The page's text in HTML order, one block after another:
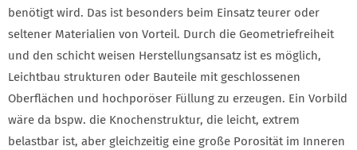
benötigt wird. Das ist besonders beim Einsatz teurer oder
seltener Materialien von Vorteil. Durch die Geometriefreiheit
und den schicht weisen Herstellungsansatz ist es möglich,
Leichtbau strukturen oder Bauteile mit geschlossenen
Oberflächen und hochporöser Füllung zu erzeugen. Ein Vorbild
wäre da bspw. die Knochenstruktur, die leicht, extrem
belastbar ist, aber gleichzeitig eine große Porosität im Inneren